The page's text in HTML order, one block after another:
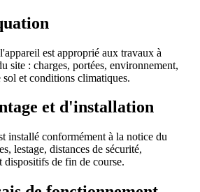
est approprié aux travaux à
site : charges, portées, environnement,
et conditions climatiques.
et d'installation
installé conformément à la notice du
lestage, distances de sécurité,
dispositifs de fin de course.